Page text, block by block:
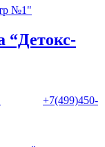
“Детокс-
+7(499)450-